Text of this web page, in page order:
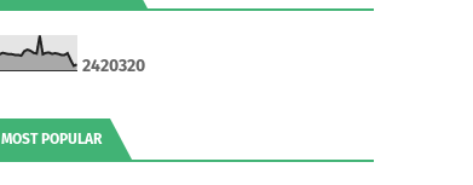
2420320
MOST POPULAR